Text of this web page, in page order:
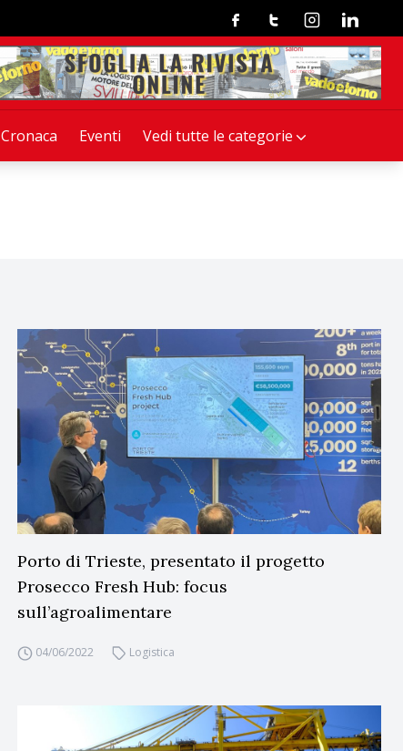
Cronaca Eventi Vedi tutte le categorie
FacebookTwitterInstagramLinkedin
Porto di Trieste, presentato il progetto
Prosecco Fresh Hub: focus
sull’agroalimentare
04/06/2022 Logistica